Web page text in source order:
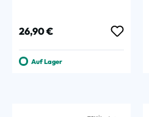
Regulärer Preis:
26,90 €
Auf Lager